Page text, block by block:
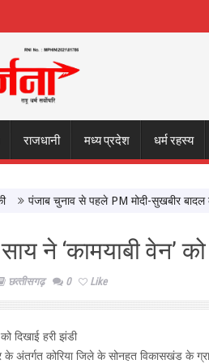
राजधानी मध्य प्रदेश धर्म रहस्य
पंजाब चुनाव से पहले PM मोदी-सुखबीर बादल की
ने ‘कामयाबी वेन’
छत्‍तीसगढ़ 0 Like
दिखाई हरी झंडी
के अंतर्गत कोरिया जिले के सोनहत विकासखंड के